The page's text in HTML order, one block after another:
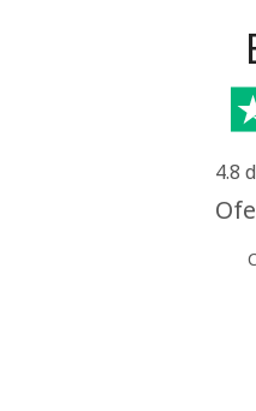
4.8